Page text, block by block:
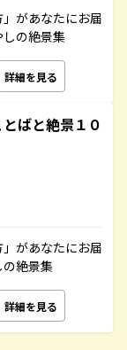
があなたにお届
の絶景集
詳細を見る
ばと絶景１０
があなたにお届
絶景集
詳細を見る